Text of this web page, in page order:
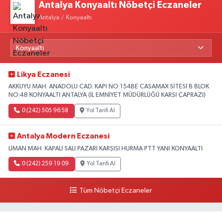
Antalya Konyaaltı Nöbetçi Eczaneler
Antalya / Konyaaltı
Likya Eczanesi
AKKUYU MAH. ANADOLU CAD. KAPI NO:154BE CASAMAX SİTESİ B BLOK
NO:48 KONYAALTI ANTALYA (İL EMNİYET MÜDÜRLÜĞÜ KARŞI ÇAPRAZI)
0 (242) 505 96 58 Yol Tarifi Al
Antalya Modern Eczanesi
LİMAN MAH. KAPALI SALI PAZARI KARŞISI HURMA PTT YANI KONYAALTI
0 (242) 259 19 09 Yol Tarifi Al
Tüm Nöbetçi Eczaneler